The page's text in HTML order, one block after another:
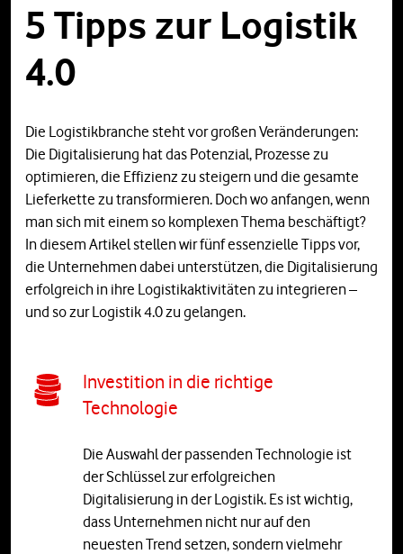
5 Tipps zur Logistik
4.0
Die Logistikbranche steht vor großen Veränderungen:
Die Digitalisierung hat das Potenzial, Prozesse zu
optimieren, die Effizienz zu steigern und die gesamte
Lieferkette zu transformieren. Doch wo anfangen, wenn
man sich mit einem so komplexen Thema beschäftigt?
In diesem Artikel stellen wir fünf essenzielle Tipps vor,
die Unternehmen dabei unterstützen, die Digitalisierung
erfolgreich in ihre Logistikaktivitäten zu integrieren –
und so zur Logistik 4.0 zu gelangen.
Investition in die richtige
Technologie
Die Auswahl der passenden Technologie ist
der Schlüssel zur erfolgreichen
Digitalisierung in der Logistik. Es ist wichtig,
dass Unternehmen nicht nur auf den
neuesten Trend setzen, sondern vielmehr